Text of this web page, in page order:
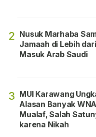
2 Nusuk Marhaba
Jamaah di Lebih
Masuk Arab Saudi
3 MUI Karawang
Alasan Banyak
Mualaf, Salah
karena Nikah